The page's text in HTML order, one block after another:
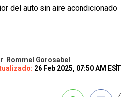
Rommel Gorosabel
26 Feb 2025, 07:50 AM EST